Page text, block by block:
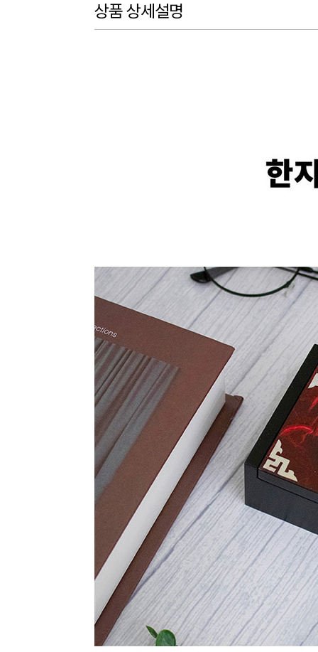
상품 상세설명